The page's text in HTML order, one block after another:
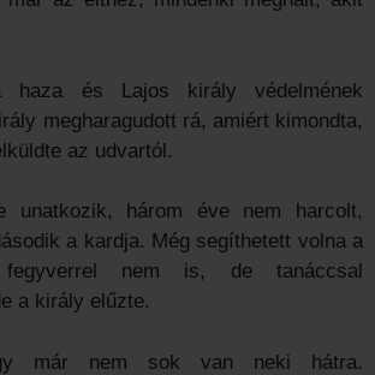
haza és Lajos király védelmének
megharagudott rá, amiért kimondta,
az udvartól.
unatkozik, három éve nem harcolt,
a kardja. Még segíthetett volna a
nem is, de tanáccsal
a király elűzte.
már nem sok van neki hátra.